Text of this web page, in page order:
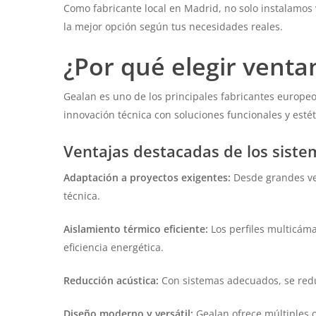
Como fabricante local en Madrid, no solo
la mejor opción según tus necesidades reales.
¿Por qué elegir
Gealan es uno de los principales fabricantes
innovación técnica con soluciones funcionales y
Ventajas destacadas de los
Adaptación a proyectos exigentes: Desde grandes
técnica.
Aislamiento térmico eficiente: Los perfiles
eficiencia energética.
Reducción acústica: Con sistemas adecuados, se